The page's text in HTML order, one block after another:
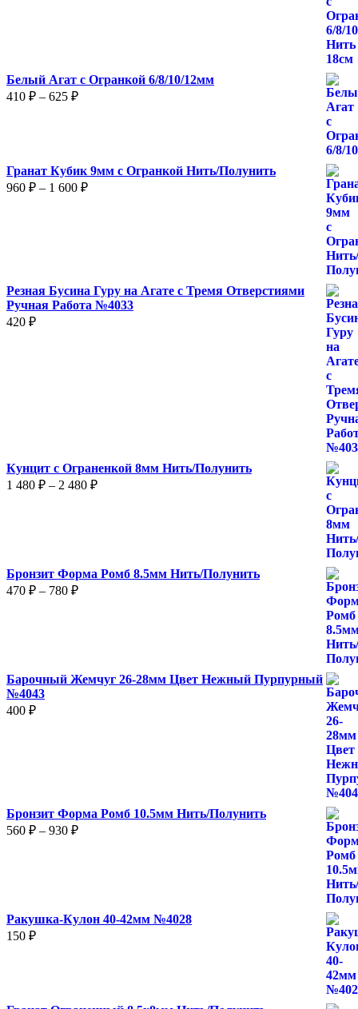
Белый Агат с Огранкой 6/8/10/12мм
410 ₽ – 625 ₽Диапазон
Гранат Кубик 9мм с Огранкой Нить/Полунить
960 ₽ – 1 600 ₽Диапазон
Резная Бусина Гуру на Агате с Тремя Отверстиями
Ручная Работа №4033
420 ₽
Кунцит с Ограненкой 8мм Нить/Полунить
1 480 ₽ – 2 480 ₽Диапазон
480 ₽
Бронзит Форма Ромб 8.5мм Нить/Полунить
470 ₽ – 780 ₽Диапазон
Барочный Жемчуг 26-28мм Цвет Нежный Пурпурный
№4043
400 ₽
Бронзит Форма Ромб 10.5мм Нить/Полунить
560 ₽ – 930 ₽Диапазон
Ракушка-Кулон 40-42мм №4028
150 ₽